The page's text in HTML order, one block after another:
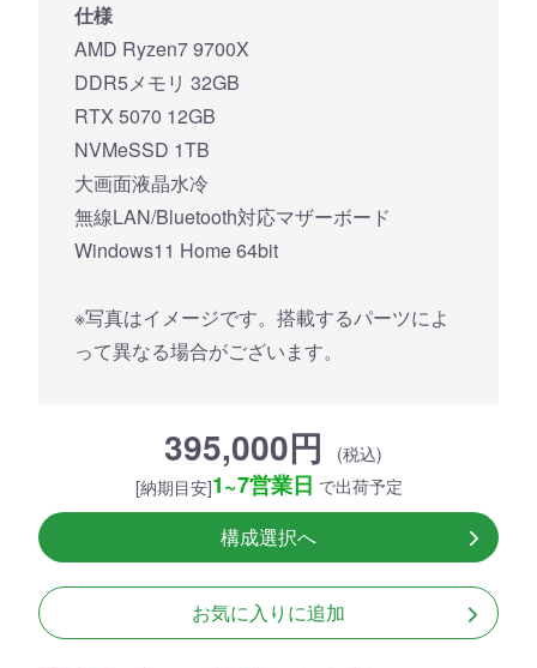
仕様
AMD Ryzen7 9700X
DDR5メモリ 32GB
RTX 5070 12GB
NVMeSSD 1TB
大画面液晶水冷
無線LAN/Bluetooth対応マザーボード
Windows11 Home 64bit
※写真はイメージです。搭載するパーツによ
って異なる場合がございます。
395,000円
(税込)
[納期目安]1~7営業日 で出荷予定
構成選択へ
お気に入りに追加